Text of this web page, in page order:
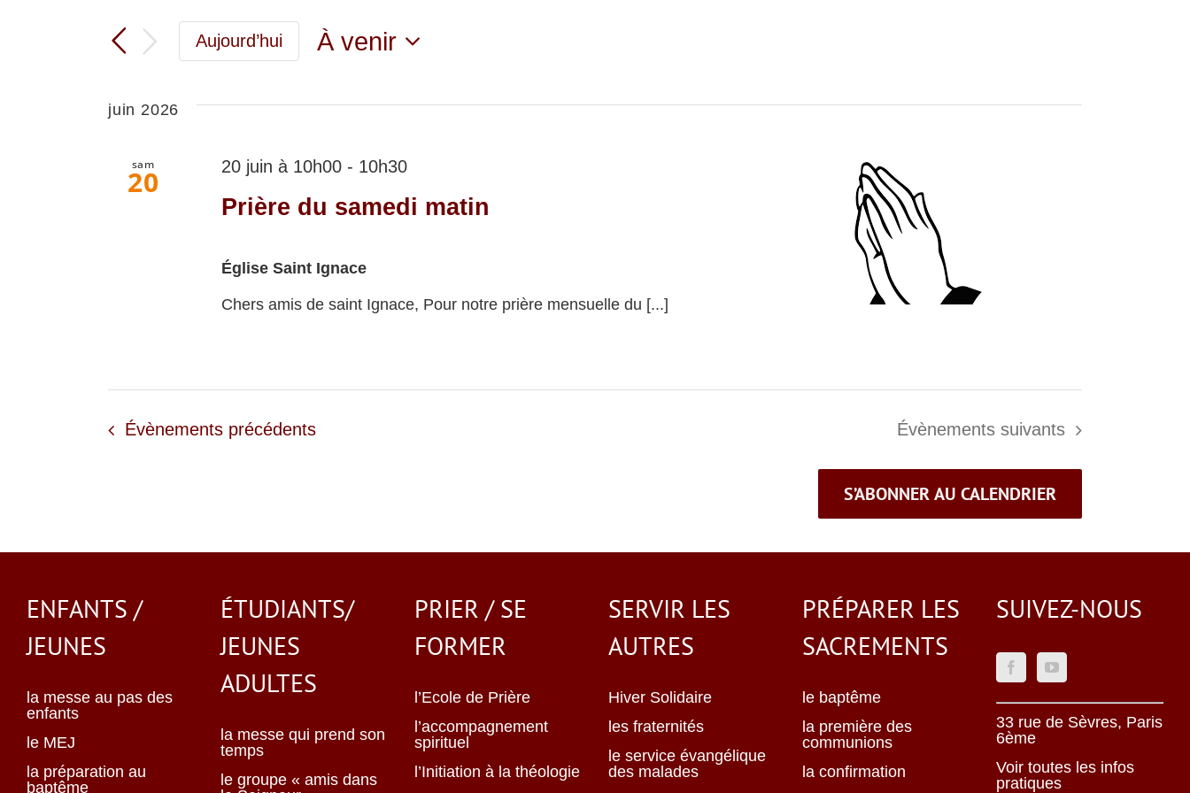
et
navigation
vues
Évènements
Rechercher
Évènements
clé.
Aujourd’hui
À venir
juin 2026
sam
20
Prière du samedi matin
20 juin à 10h00- 10h30
Église Saint Ignace
Chers amis de saint Ignace, Pour notre prière mensuelle du [...]
Évènementsprécédents Évènements suivants
S’ABONNER AU CALENDRIER
ENFANTS /
JEUNES
la messe au pas des
enfants
le MEJ
la préparation au
baptême
ÉTUDIANTS/
JEUNES
ADULTES
la messe qui prend son
temps
le groupe « amis dans
PRIER / SE
FORMER
l’Ecole de Prière
l’accompagnement
spirituel
l’Initiation à la théologie
SERVIR LES
AUTRES
Hiver Solidaire
les fraternités
le service évangélique
des malades
PRÉPARER LES
SACREMENTS
le baptême
la première des
communions
la confirmation
SUIVEZ-NOUS
33 rue de Sèvres, Paris
6ème
Voir toutes les infos
pratiques